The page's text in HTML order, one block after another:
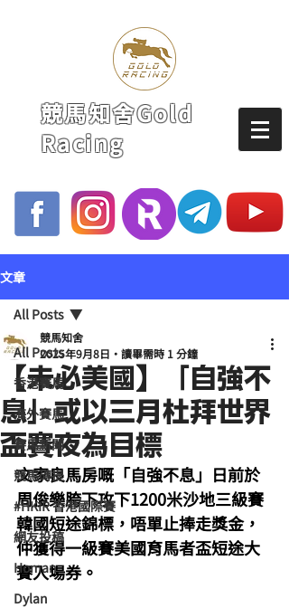
競馬知舍Gold
Racing
文章
All Posts
香港賽馬
海外賽馬
賽馬新聞
競馬磚提
#HKIR 香港國際賽
網友投稿
Homan
Dylan
All Posts
【未必美國】「自強不
息」或以三月杜拜世界
盃賽夜為目標
競馬知舍
2025年9月8日
讀畢需時 1 分鐘
文家良馬房嘅「自強不息」日前於
周俊樂胯下攻下1200米沙地三級賽
韓國短途錦標，唔單止捧走獎金，
仲獲得一級賽美國育馬者盃短途大
賽入場券。